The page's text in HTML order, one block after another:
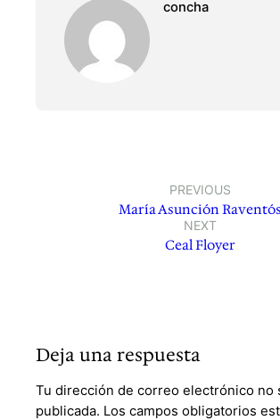
concha
PREVIOUS
María Asunción Raventós
NEXT
Ceal Floyer
Deja una respuesta
Tu dirección de correo electrónico no
publicada. Los campos obligatorios